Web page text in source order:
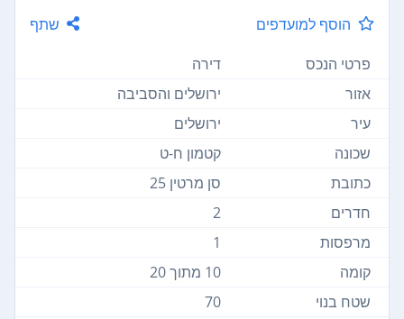
הוסף למועדפים
שתף
פרטי הנכס
דירה
אזור
ירושלים והסביבה
עיר
ירושלים
שכונה
קטמון ח-ט
כתובת
סן מרטין 25
חדרים
2
מרפסות
1
קומה
10 מתוך 20
שטח בנוי
70